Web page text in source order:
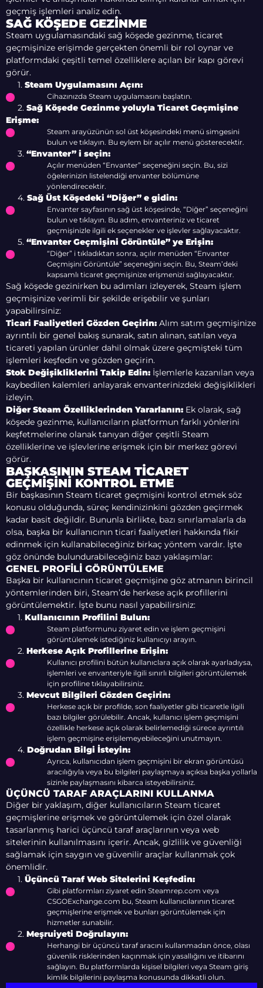
geçmiş işlemleri analiz edin.
SAĞ KÖŞEDE GEZINME
Steam uygulamasındaki sağ köşede gezinme, ticaret
geçmişinize erişimde gerçekten önemli bir rol oynar ve
platformdaki çeşitli temel özelliklere açılan bir kapı görevi
görür.
1. Steam Uygulamasını Açın:
Cihazınızda Steam uygulamasını başlatın.
2. Sağ Köşede Gezinme yoluyla Ticaret Geçmişine
Erişme:
Steam arayüzünün sol üst köşesindeki menü simgesini
bulun ve tıklayın. Bu eylem bir açılır menü gösterecektir.
3. “Envanter” i seçin:
Açılır menüden “Envanter” seçeneğini seçin. Bu, sizi
öğelerinizin listelendiği envanter bölümüne
yönlendirecektir.
4. Sağ Üst Köşedeki “Diğer” e gidin:
Envanter sayfasının sağ üst köşesinde, “Diğer” seçeneğini
bulun ve tıklayın. Bu adım, envanteriniz ve ticaret
geçmişinizle ilgili ek seçenekler ve işlevler sağlayacaktır.
5. “Envanter Geçmişini Görüntüle” ye Erişin:
“Diğer” i tıkladıktan sonra, açılır menüden “Envanter
Geçmişini Görüntüle” seçeneğini seçin. Bu, Steam’deki
kapsamlı ticaret geçmişinize erişmenizi sağlayacaktır.
Sağ köşede gezinirken bu adımları izleyerek, Steam işlem
geçmişinize verimli bir şekilde erişebilir ve şunları
yapabilirsiniz:
Ticari Faaliyetleri Gözden Geçirin: Alım satım geçmişinize
ayrıntılı bir genel bakış sunarak, satın alınan, satılan veya
ticareti yapılan ürünler dahil olmak üzere geçmişteki tüm
işlemleri keşfedin ve gözden geçirin.
Stok Değişikliklerini Takip Edin: İşlemlerle kazanılan veya
kaybedilen kalemleri anlayarak envanterinizdeki değişiklikleri
izleyin.
Diğer Steam Özelliklerinden Yararlanın: Ek olarak, sağ
köşede gezinme, kullanıcıların platformun farklı yönlerini
keşfetmelerine olanak tanıyan diğer çeşitli Steam
özelliklerine ve işlevlerine erişmek için bir merkez görevi
görür.
BAŞKASININ STEAM TICARET
GEÇMIŞINI KONTROL ETME
Bir başkasının Steam ticaret geçmişini kontrol etmek söz
konusu olduğunda, süreç kendinizinkini gözden geçirmek
kadar basit değildir. Bununla birlikte, bazı sınırlamalarla da
olsa, başka bir kullanıcının ticari faaliyetleri hakkında fikir
edinmek için kullanabileceğiniz birkaç yöntem vardır. İşte
göz önünde bulundurabileceğiniz bazı yaklaşımlar:
GENEL PROFILI GÖRÜNTÜLEME
Başka bir kullanıcının ticaret geçmişine göz atmanın birincil
yöntemlerinden biri, Steam’de herkese açık profillerini
görüntülemektir. İşte bunu nasıl yapabilirsiniz:
1. Kullanıcının Profilini Bulun:
Steam platformunu ziyaret edin ve işlem geçmişini
görüntülemek istediğiniz kullanıcıyı arayın.
2. Herkese Açık Profillerine Erişin:
Kullanıcı profilini bütün kullanıclara açık olarak ayarladıysa,
işlemleri ve envanteriyle ilgili sınırlı bilgileri görüntülemek
için profiline tıklayabilirsiniz.
3. Mevcut Bilgileri Gözden Geçirin:
Herkese açık bir profilde, son faaliyetler gibi ticaretle ilgili
bazı bilgiler görülebilir. Ancak, kullanıcı işlem geçmişini
özellikle herkese açık olarak belirlemediği sürece ayrıntılı
işlem geçmişine erişilemeyebileceğini unutmayın.
4. Doğrudan Bilgi İsteyin:
Ayrıca, kullanıcıdan işlem geçmişini bir ekran görüntüsü
aracılığıyla veya bu bilgileri paylaşmaya açıksa başka yollarla
sizinle paylaşmasını kibarca isteyebilirsiniz.
ÜÇÜNCÜ TARAF ARAÇLARINI KULLANMA
Diğer bir yaklaşım, diğer kullanıcıların Steam ticaret
geçmişlerine erişmek ve görüntülemek için özel olarak
tasarlanmış harici üçüncü taraf araçlarının veya web
sitelerinin kullanılmasını içerir. Ancak, gizlilik ve güvenliği
sağlamak için saygın ve güvenilir araçlar kullanmak çok
önemlidir.
1. Üçüncü Taraf Web Sitelerini Keşfedin:
Gibi platformları ziyaret edin Steamrep.com veya
CSGOExchange.com bu, Steam kullanıcılarının ticaret
geçmişlerine erişmek ve bunları görüntülemek için
hizmetler sunabilir.
2. Meşruiyeti Doğrulayın:
Herhangi bir üçüncü taraf aracını kullanmadan önce, olası
güvenlik risklerinden kaçınmak için yasallığını ve itibarını
sağlayın. Bu platformlarda kişisel bilgileri veya Steam giriş
kimlik bilgilerini paylaşma konusunda dikkatli olun.